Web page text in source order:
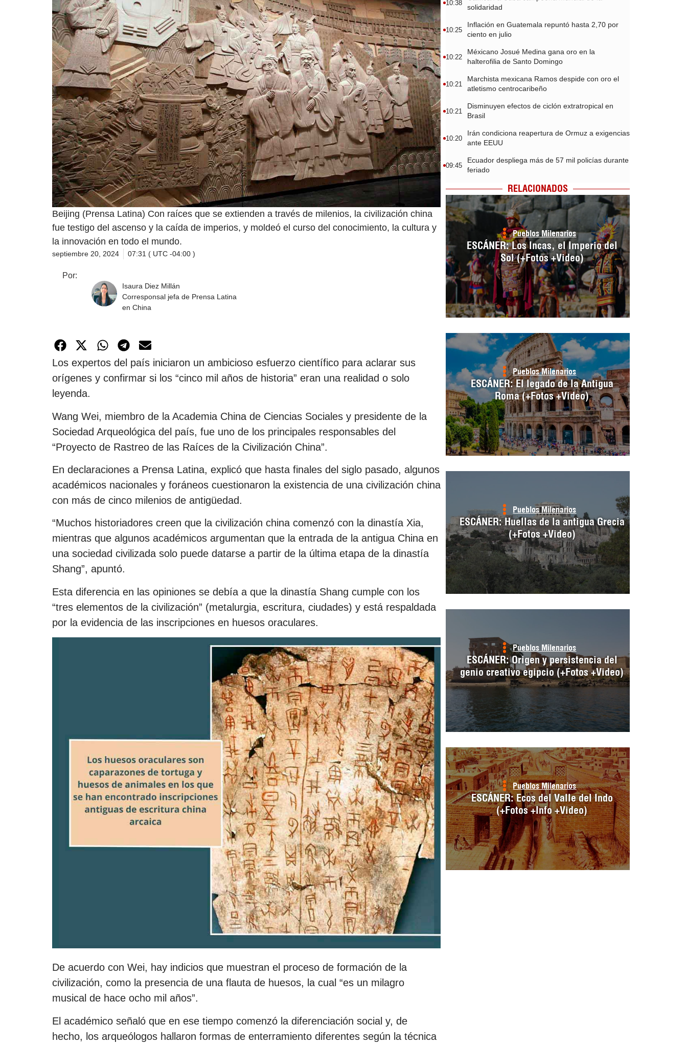
Beijing (Prensa Latina) Con raíces que se extienden a través de milenios, la civilización china
fue testigo del ascenso y la caída de imperios, y moldeó el curso del conocimiento, la cultura y
la innovación en todo el mundo.
septiembre 20, 2024 07:31 ( UTC -04:00 )
Por:
Isaura Diez Millán
Corresponsal jefa de Prensa Latina
en China
Los expertos del país iniciaron un ambicioso esfuerzo científico para aclarar sus
orígenes y confirmar si los “cinco mil años de historia” eran una realidad o solo
leyenda.
Wang Wei, miembro de la Academia China de Ciencias Sociales y presidente de la
Sociedad Arqueológica del país, fue uno de los principales responsables del
“Proyecto de Rastreo de las Raíces de la Civilización China”.
En declaraciones a Prensa Latina, explicó que hasta finales del siglo pasado, algunos
académicos nacionales y foráneos cuestionaron la existencia de una civilización china
con más de cinco milenios de antigüedad.
“Muchos historiadores creen que la civilización china comenzó con la dinastía Xia,
mientras que algunos académicos argumentan que la entrada de la antigua China en
una sociedad civilizada solo puede datarse a partir de la última etapa de la dinastía
Shang”, apuntó.
Esta diferencia en las opiniones se debía a que la dinastía Shang cumple con los
“tres elementos de la civilización” (metalurgia, escritura, ciudades) y está respaldada
por la evidencia de las inscripciones en huesos oraculares.
De acuerdo con Wei, hay indicios que muestran el proceso de formación de la
civilización, como la presencia de una flauta de huesos, la cual “es un milagro
musical de hace ocho mil años”.
El académico señaló que en ese tiempo comenzó la diferenciación social y, de
hecho, los arqueólogos hallaron formas de enterramiento diferentes según la técnica
10:38
solidaridad
10:25
Inflación en Guatemala repuntó hasta 2,70 por
ciento en julio
10:22
Méxicano Josué Medina gana oro en la
halterofilia de Santo Domingo
10:21
Marchista mexicana Ramos despide con oro el
atletismo centrocaribeño
10:21
Disminuyen efectos de ciclón extratropical en
Brasil
10:20
Irán condiciona reapertura de Ormuz a exigencias
ante EEUU
09:45
Ecuador despliega más de 57 mil policías durante
feriado
RELACIONADOS
Pueblos Milenarios
ESCÁNER: Los Incas, el Imperio del
Sol (+Fotos +Video)
Pueblos Milenarios
ESCÁNER: El legado de la Antigua
Roma (+Fotos +Video)
Pueblos Milenarios
ESCÁNER: Huellas de la antigua Grecia
(+Fotos +Video)
Pueblos Milenarios
ESCÁNER: Origen y persistencia del
genio creativo egipcio (+Fotos +Video)
Pueblos Milenarios
ESCÁNER: Ecos del Valle del Indo
(+Fotos +Info +Video)